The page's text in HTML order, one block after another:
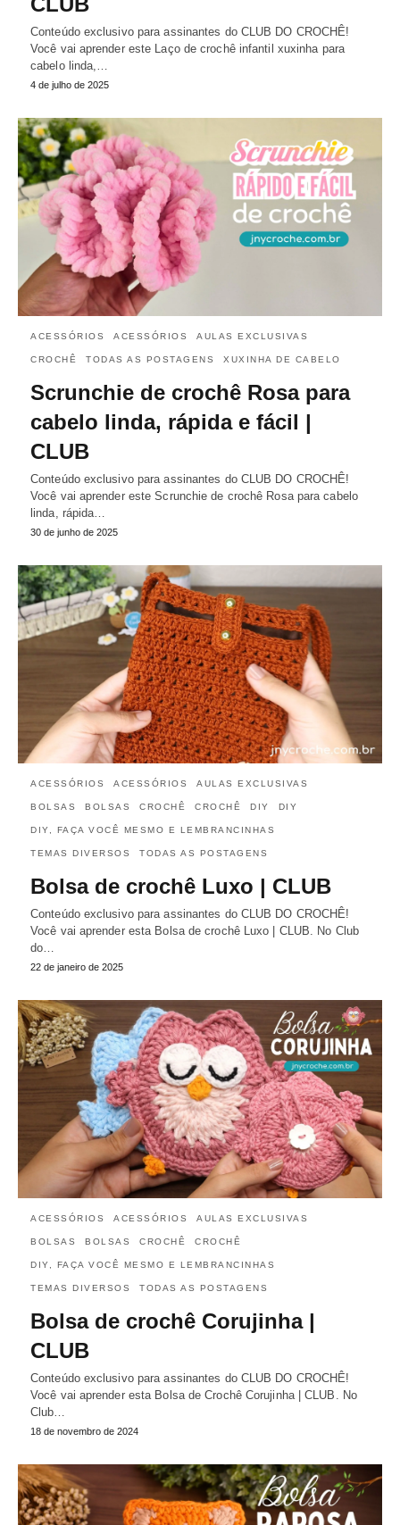
Conteúdo exclusivo para assinantes do CLUB DO CROCHÊ!
Você vai aprender este Laço de crochê infantil xuxinha para
cabelo linda,…
4 de julho de 2025
ACESSÓRIOS ACESSÓRIOS AULAS EXCLUSIVAS
CROCHÊ TODAS AS POSTAGENS XUXINHA DE CABELO
Scrunchie de crochê Rosa para
cabelo linda, rápida e fácil |
CLUB
Conteúdo exclusivo para assinantes do CLUB DO CROCHÊ!
Você vai aprender este Scrunchie de crochê Rosa para cabelo
linda, rápida…
30 de junho de 2025
ACESSÓRIOS ACESSÓRIOS AULAS EXCLUSIVAS
BOLSAS BOLSAS CROCHÊ CROCHÊ DIY DIY
DIY, FAÇA VOCÊ MESMO E LEMBRANCINHAS
TEMAS DIVERSOS TODAS AS POSTAGENS
Bolsa de crochê Luxo | CLUB
Conteúdo exclusivo para assinantes do CLUB DO CROCHÊ!
Você vai aprender esta Bolsa de crochê Luxo | CLUB. No Club
do…
22 de janeiro de 2025
ACESSÓRIOS ACESSÓRIOS AULAS EXCLUSIVAS
BOLSAS BOLSAS CROCHÊ CROCHÊ
DIY, FAÇA VOCÊ MESMO E LEMBRANCINHAS
TEMAS DIVERSOS TODAS AS POSTAGENS
Bolsa de crochê Corujinha |
CLUB
Conteúdo exclusivo para assinantes do CLUB DO CROCHÊ!
Você vai aprender esta Bolsa de Crochê Corujinha | CLUB. No
Club…
18 de novembro de 2024